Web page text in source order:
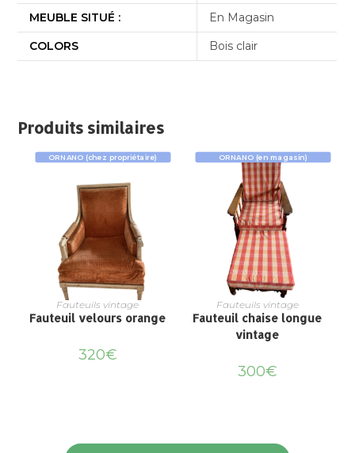
MEUBLE SITUÉ :
En Magasin
COLORS
Bois clair
Produits similaires
ORNANO (chez propriétaire)
Fauteuils vintage
Fauteuil velours orange
320€
ORNANO (en magasin)
Fauteuils vintage
Fauteuil chaise longue
vintage
300€